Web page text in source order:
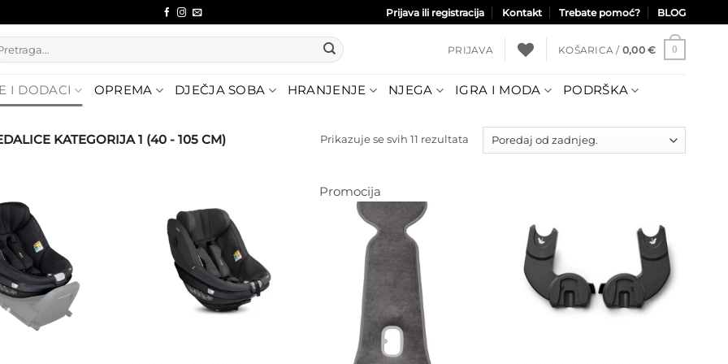
Prijava ili registracija Kontakt Trebate pomoć? BLOG
PRIJAVA KOŠARICA / 0,00 € 0
I DODACI OPREMA DJEČJA SOBA HRANJENJE NJEGA IGRA I MODA PODRŠKA
KATEGORIJA 1 (40 - 105 CM) Prikazuje se svih 11 rezultata Poredano
Promocija
Dodajte
na listu
želja